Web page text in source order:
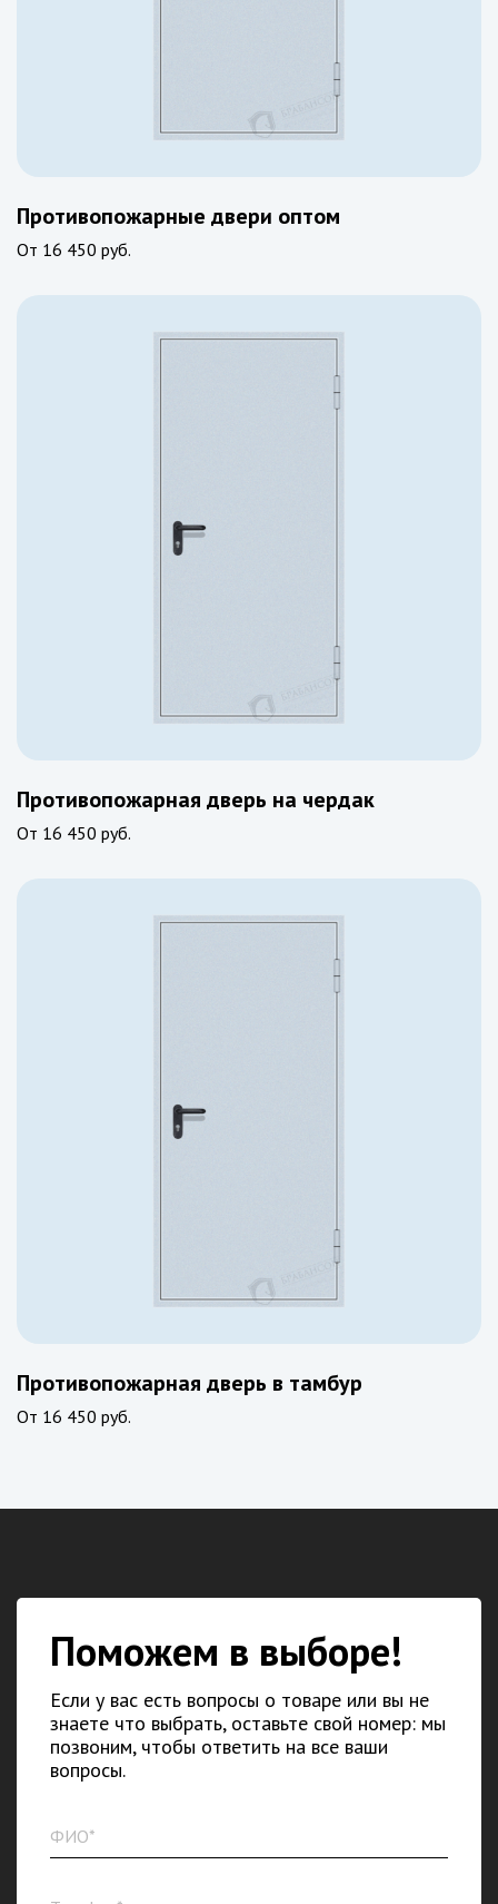
Противопожарные двери оптом
От 16 450 руб.
Противопожарная дверь на чердак
От 16 450 руб.
Противопожарная дверь в тамбур
От 16 450 руб.
Поможем в выборе!
Если у вас есть вопросы о товаре или вы не
знаете что выбрать, оставьте свой номер: мы
позвоним, чтобы ответить на все ваши
вопросы.